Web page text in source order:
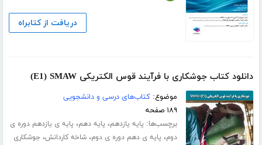
دریافت از کتابراه
دانلود کتاب جوشکاری با فرآیند قوس الکتریکی E1) SMAW)
موضوع:کتاب‌های درسی و دانشجویی
۱۸۹ صفحه
برچسب‌ها: پایه یازدهم، پایه دهم، پایه ی یازدهم دوره ی
دوم، پایه ی دهم دوره ی دوم،شاخه کاردانش، جوشکاری